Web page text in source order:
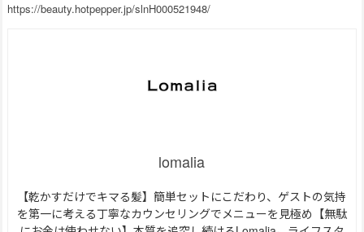
https://beauty.hotpepper.jp/slnH000521948/
lomalia
【乾かすだけでキマる髪】簡単セットにこだわり、ゲストの気持
を第一に考える丁寧なカウンセリングでメニューを見極め【無駄